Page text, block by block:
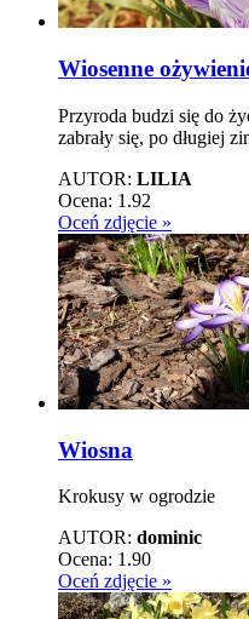
Wiosenne
Przyroda budzi się do
zabrały się, po długiej
AUTOR: LILIA
Ocena: 1.92
Oceń zdjęcie »
Wiosna
Krokusy w ogrodzie
AUTOR: dominic
Ocena: 1.90
Oceń zdjęcie »